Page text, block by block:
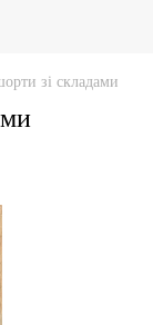
зі складами